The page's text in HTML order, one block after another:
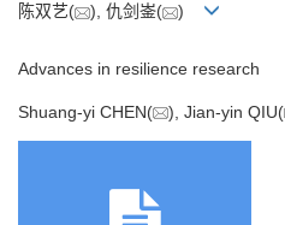
陈双艺( ), 仇剑崟( )
Advances in resilience research
Shuang-yi CHEN( ), Jian-yin QIU(